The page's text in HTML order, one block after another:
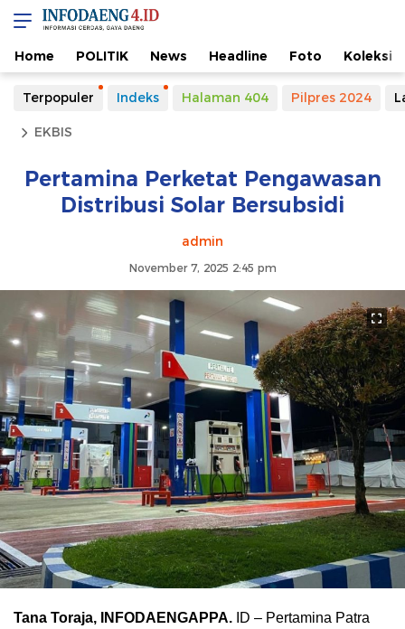
Home POLITIK News Headline Foto Koleksi
Terpopuler Indeks Halaman 404 Pilpres 2024
EKBIS
Pertamina Perketat Pengawasan
Distribusi Solar Bersubsidi
admin
November 7, 2025 2:45 pm
Tana Toraja, INFODAENGAPPA. ID – Pertamina Patra